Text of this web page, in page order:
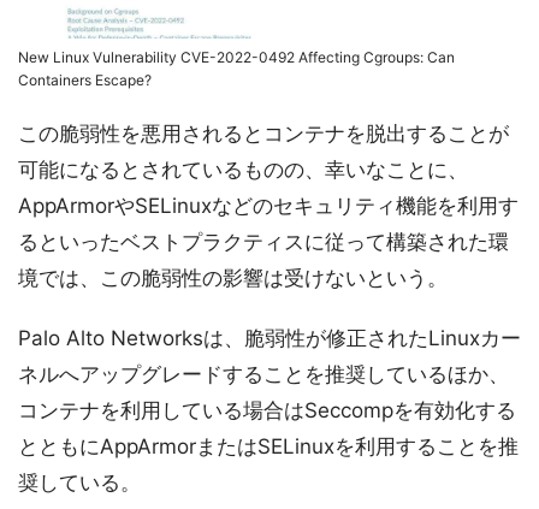
New Linux Vulnerability CVE-2022-0492 Affecting Cgroups: Can
Containers Escape?
この脆弱性を悪用されるとコンテナを脱出することが
可能になるとされているものの、幸いなことに、
AppArmorやSELinuxなどのセキュリティ機能を利用す
るといったベストプラクティスに従って構築された環
境では、この脆弱性の影響は受けないという。
Palo Alto Networksは、脆弱性が修正されたLinuxカー
ネルへアップグレードすることを推奨しているほか、
コンテナを利用している場合はSeccompを有効化する
とともにAppArmorまたはSELinuxを利用することを推
奨している。